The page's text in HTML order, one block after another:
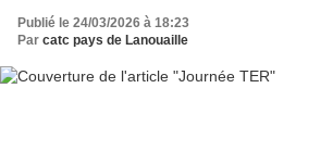
Publié le 24/03/2026 à 18:23
Par catc pays de Lanouaille